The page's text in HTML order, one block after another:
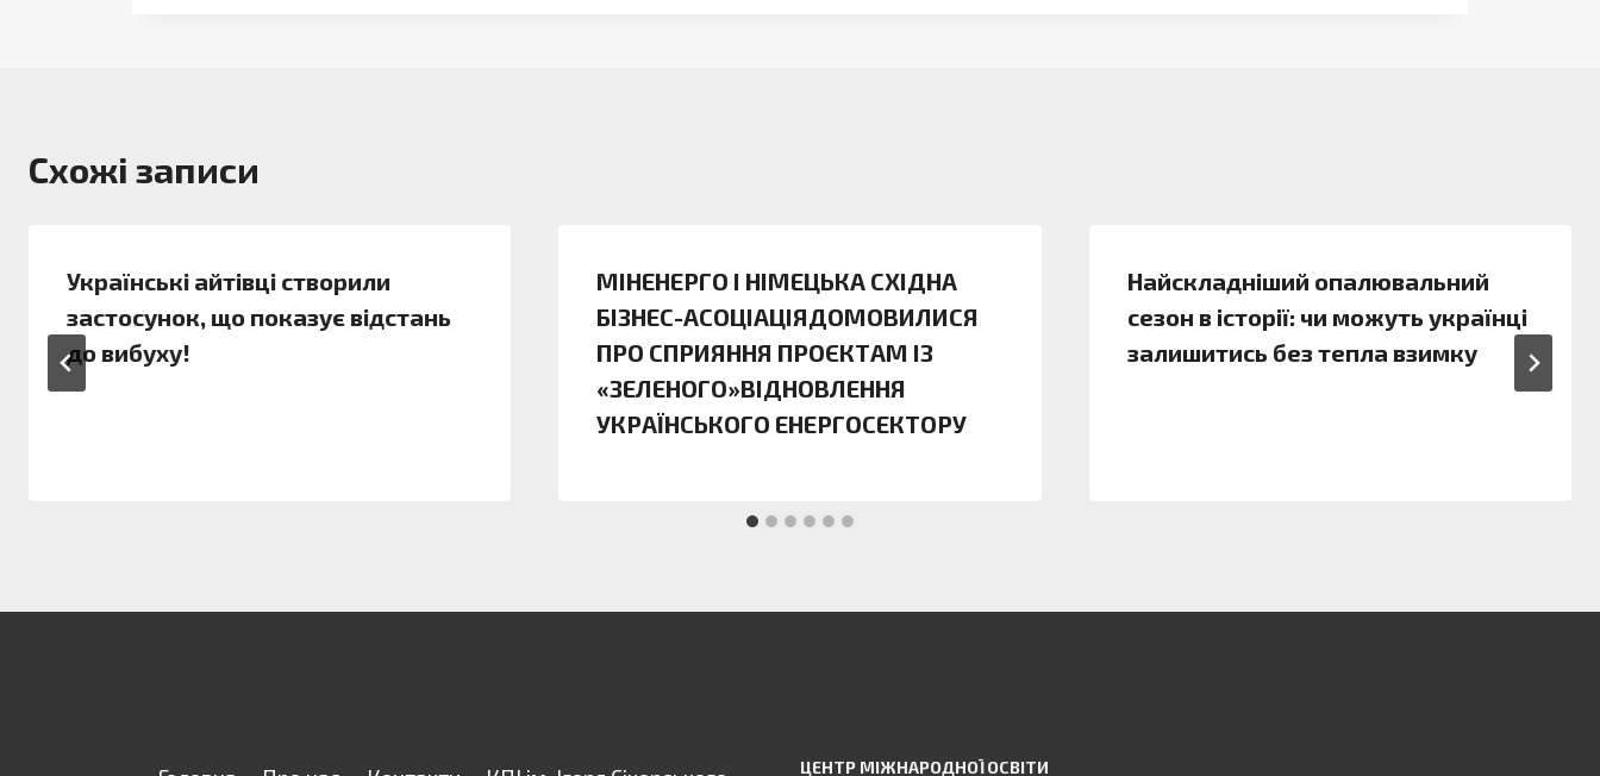
Схожі записи
Українські айтівці створили
застосунок, що показує відстань
до вибуху!
МІНЕНЕРГО І НІМЕЦЬКА СХІДНА
БІЗНЕС-АСОЦІАЦІЯДОМОВИЛИСЯ
ПРО СПРИЯННЯ ПРОЄКТАМ ІЗ
«ЗЕЛЕНОГО»ВІДНОВЛЕННЯ
УКРАЇНСЬКОГО ЕНЕРГОСЕКТОРУ
Найскладніший опалювальний
сезон в історії: чи можуть українці
залишитись без тепла взимку
ЦЕНТР МІЖНАРОДНОЇ ОСВІТИ